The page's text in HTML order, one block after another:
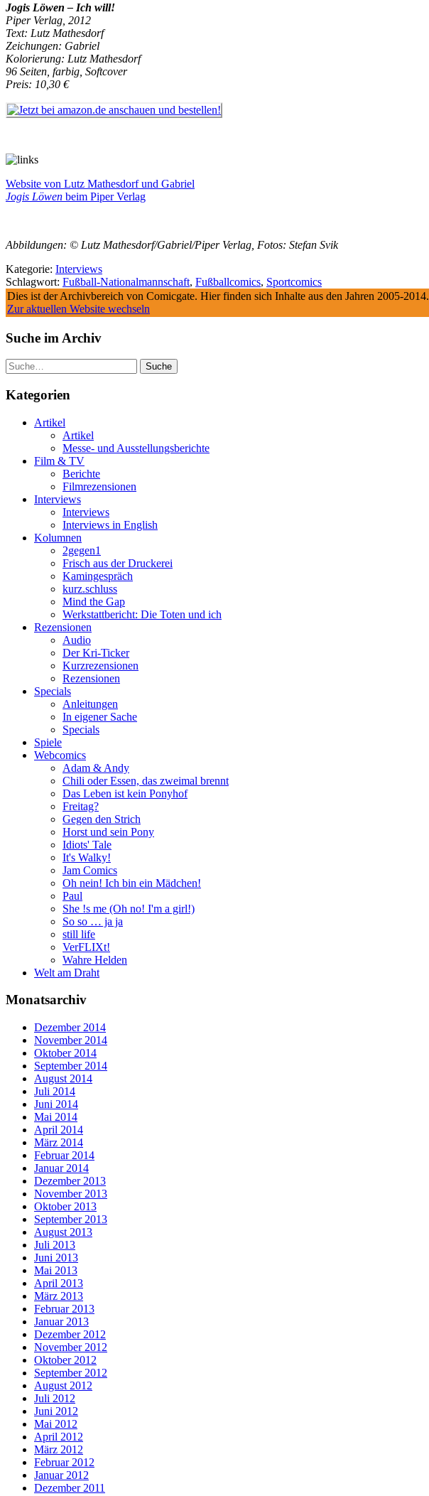
Jogis Löwen – Ich will!
Piper Verlag, 2012
Text: Lutz Mathesdorf
Zeichungen: Gabriel
Kolorierung: Lutz Mathesdorf
96 Seiten, farbig, Softcover
Preis: 10,30 €
Website von Lutz Mathesdorf und Gabriel
Jogis Löwen beim Piper Verlag
Abbildungen: © Lutz Mathesdorf/Gabriel/Piper Verlag, Fotos: Stefan Svik
Kategorie: Interviews
Schlagwort: Fußball-Nationalmannschaft, Fußballcomics, Sportcomics
Dies ist der Archivbereich von Comicgate. Hier finden sich Inhalte aus den Jahren 2005-2014.
Zur aktuellen Website wechseln
Suche im Archiv
Suche
Kategorien
Artikel
Artikel
Messe- und Ausstellungsberichte
Film & TV
Berichte
Filmrezensionen
Interviews
Interviews
Interviews in English
Kolumnen
2gegen1
Frisch aus der Druckerei
Kamingespräch
kurz.schluss
Mind the Gap
Werkstattbericht: Die Toten und ich
Rezensionen
Audio
Der Kri-Ticker
Kurzrezensionen
Rezensionen
Specials
Anleitungen
In eigener Sache
Specials
Spiele
Webcomics
Adam & Andy
Chili oder Essen, das zweimal brennt
Das Leben ist kein Ponyhof
Freitag?
Gegen den Strich
Horst und sein Pony
Idiots' Tale
It's Walky!
Jam Comics
Oh nein! Ich bin ein Mädchen!
Paul
She !s me (Oh no! I'm a girl!)
So so … ja ja
still life
VerFLIXt!
Wahre Helden
Welt am Draht
Monatsarchiv
Dezember 2014
November 2014
Oktober 2014
September 2014
August 2014
Juli 2014
Juni 2014
Mai 2014
April 2014
März 2014
Februar 2014
Januar 2014
Dezember 2013
November 2013
Oktober 2013
September 2013
August 2013
Juli 2013
Juni 2013
Mai 2013
April 2013
März 2013
Februar 2013
Januar 2013
Dezember 2012
November 2012
Oktober 2012
September 2012
August 2012
Juli 2012
Juni 2012
Mai 2012
April 2012
März 2012
Februar 2012
Januar 2012
Dezember 2011